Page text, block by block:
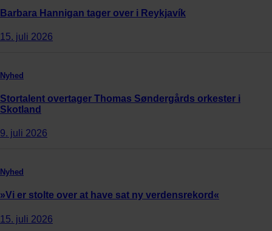
Barbara Hannigan tager over i Reykjavík
15. juli 2026
Nyhed
Stortalent overtager Thomas Søndergårds orkester i
Skotland
9. juli 2026
Nyhed
»Vi er stolte over at have sat ny verdensrekord«
15. juli 2026